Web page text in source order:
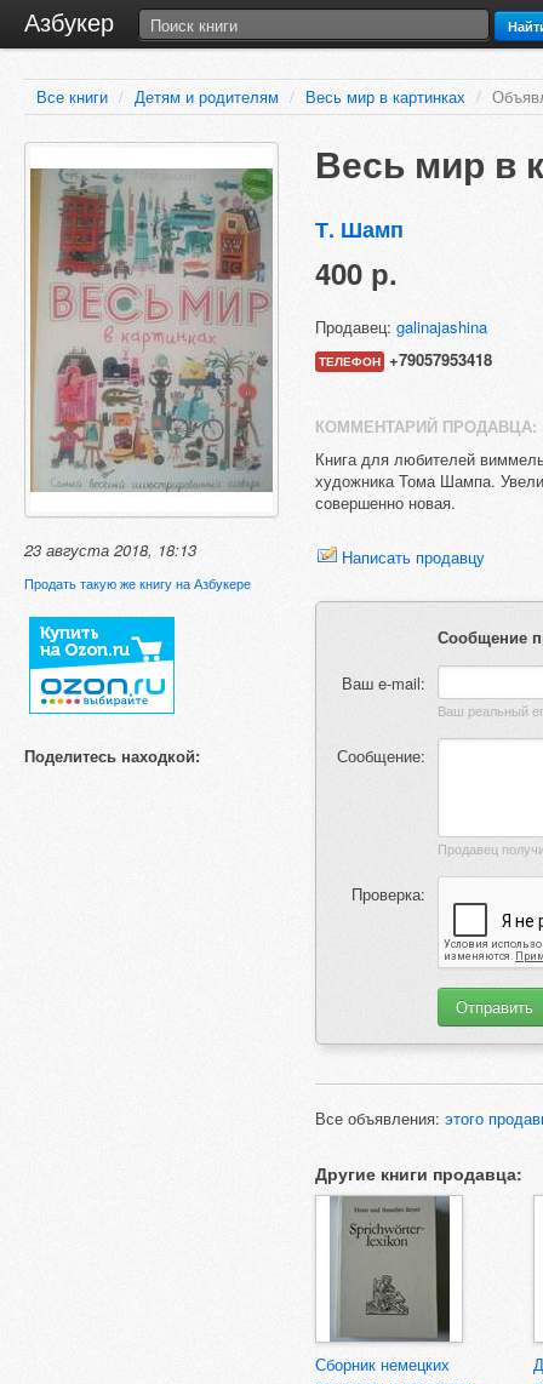
Азбукер
Все книги / Детям и родителям / Весь мир в картинках /
23 августа 2018, 18:13
Продать такую же книгу на Азбукере
Поделитесь находкой:
Весь мир в
Т. Шамп
400 р.
Продавец: galinajashina
ТЕЛЕФОН +79057953418
КОММЕНТАРИЙ ПРОДАВЦА:
Книга для любителей
художника Тома Шампа.
совершенно новая.
Написать продавцу
Сообщение
Ваш e-mail:
Сообщение:
Проверка:
Все объявления: этого
Другие книги продавца:
Сборник немецких